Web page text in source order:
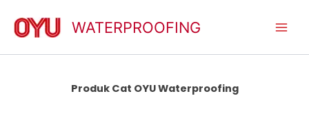
konten
WATERPROOFING
Produk Cat OYU Waterproofing